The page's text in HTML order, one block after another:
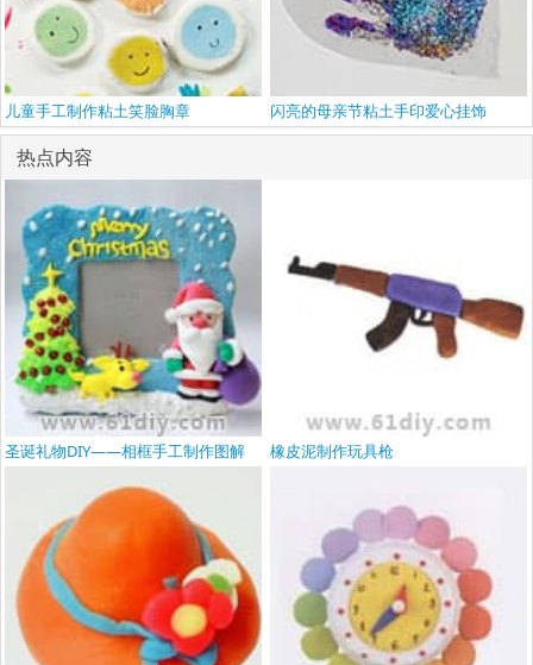
儿童手工制作粘土笑脸胸章 闪亮的母亲节粘土手印爱心挂饰
热点内容
圣诞礼物DIY——相框手工制作图解 橡皮泥制作玩具枪